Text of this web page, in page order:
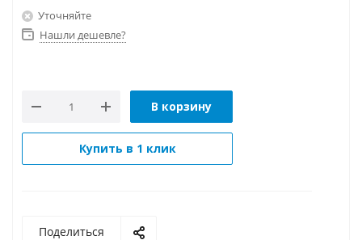
Уточняйте
Нашли дешевле?
В корзину
Купить в 1 клик
Поделиться